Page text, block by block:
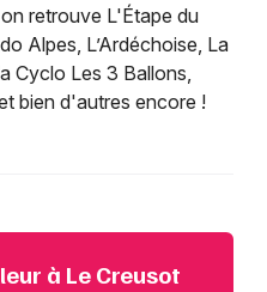
retrouve L'Étape du
Alpes, L’Ardéchoise, La
Cyclo Les 3 Ballons,
bien d'autres encore !
à Le Creusot